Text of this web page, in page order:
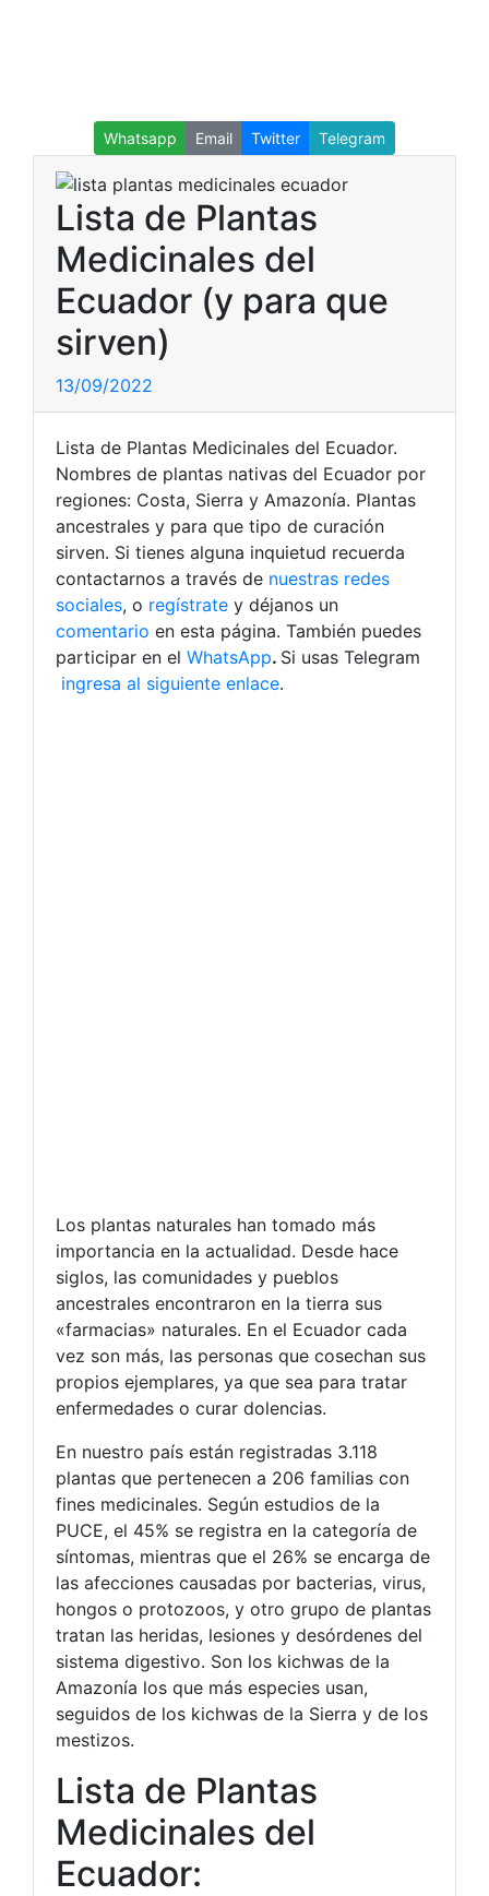
Whatsapp Email Twitter Telegram
Lista de Plantas
Medicinales del
Ecuador (y para que
sirven)
13/09/2022
Lista de Plantas Medicinales del Ecuador.
Nombres de plantas nativas del Ecuador por
regiones: Costa, Sierra y Amazonía. Plantas
ancestrales y para que tipo de curación
sirven. Si tienes alguna inquietud recuerda
contactarnos a través de nuestras redes
sociales, o regístrate y déjanos un
comentario en esta página. También puedes
participar en el WhatsApp. Si usas Telegram
ingresa al siguiente enlace.
Los plantas naturales han tomado más
importancia en la actualidad. Desde hace
siglos, las comunidades y pueblos
ancestrales encontraron en la tierra sus
«farmacias» naturales. En el Ecuador cada
vez son más, las personas que cosechan sus
propios ejemplares, ya que sea para tratar
enfermedades o curar dolencias.
En nuestro país están registradas 3.118
plantas que pertenecen a 206 familias con
fines medicinales. Según estudios de la
PUCE, el 45% se registra en la categoría de
síntomas, mientras que el 26% se encarga de
las afecciones causadas por bacterias, virus,
hongos o protozoos, y otro grupo de plantas
tratan las heridas, lesiones y desórdenes del
sistema digestivo. Son los kichwas de la
Amazonía los que más especies usan,
seguidos de los kichwas de la Sierra y de los
mestizos.
Lista de Plantas
Medicinales del
Ecuador: